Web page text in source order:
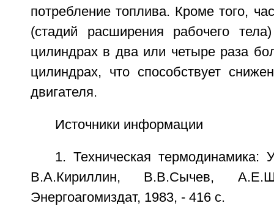
потребление топлива. Кроме того,
(стадий расширения рабочего
цилиндрах в два или четыре раза
цилиндрах, что способствует
двигателя.
Источники информации
1. Техническая термодинамика:
В.А.Кириллин, В.В.Сычев,
Энергоагомиздат, 1983, - 416 c.